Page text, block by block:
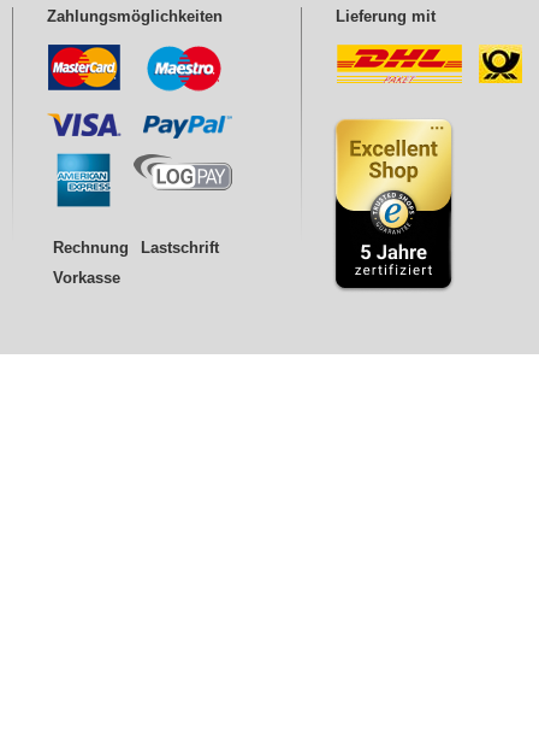
Zahlungsmöglichkeiten
Rechnung
Lastschrift
Vorkasse
Lieferung mit